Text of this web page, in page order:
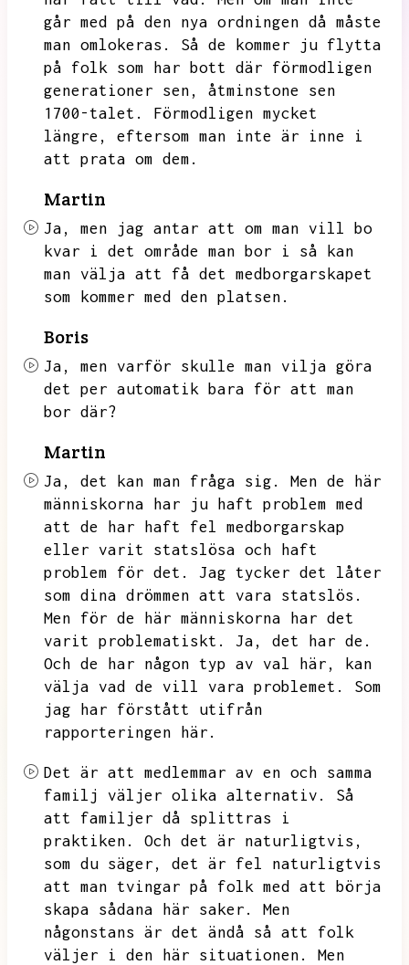
går med på den nya ordningen då måste
man omlokeras.
Så de kommer ju flytta
på folk som har bott där förmodligen
generationer sen,
åtminstone sen
1700-talet.
Förmodligen mycket
längre,
eftersom man inte är inne i
att prata om dem.
Martin
Ja,
men jag antar att om man vill bo
kvar i det område man bor i så kan
man välja att få det medborgarskapet
som kommer med den platsen.
Boris
Ja,
men varför skulle man vilja göra
det per automatik bara för att man
bor där?
Martin
Ja, det kan man fråga sig.
Men de här
människorna har ju haft problem med
att de har haft fel medborgarskap
eller varit statslösa och haft
problem för det.
Jag tycker det låter
som dina drömmen att vara statslös.
Men för de här människorna har det
varit problematiskt.
Ja,
det har de.
Och de har någon typ av val här,
kan
välja vad de vill vara problemet.
Som
jag har förstått utifrån
rapporteringen här.
Det är att medlemmar av en och samma
familj väljer olika alternativ.
Så
att familjer då splittras i
praktiken.
Och det är naturligtvis,
som du säger,
det är fel naturligtvis
att man tvingar på folk med att börja
skapa sådana här saker.
Men
någonstans är det ändå så att folk
väljer i den här situationen.
Men